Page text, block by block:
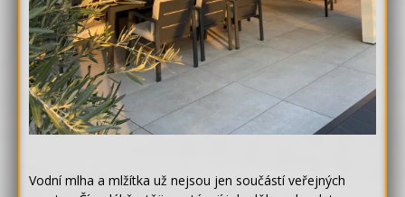
Vodní mlha a mlžítka už nejsou jen součástí veřejných